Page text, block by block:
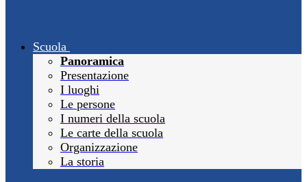
Scuola
Panoramica
Presentazione
I luoghi
Le persone
I numeri della scuola
Le carte della scuola
Organizzazione
La storia